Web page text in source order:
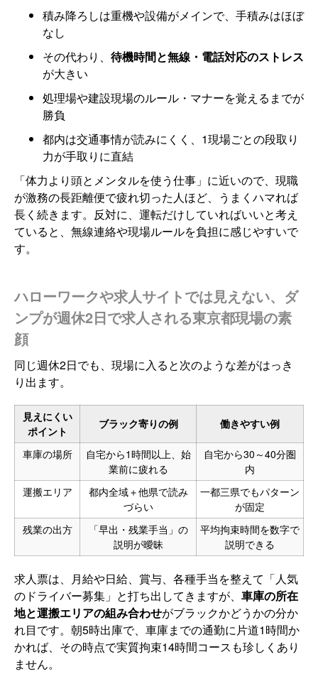
積み降ろしは重機や設備がメインで、手積みはほぼ
なし
その代わり、 待機時間と無線・電話対応のストレス
が大きい
処理場や建設現場のルール・マナーを覚えるまでが
勝負
都内は交通事情が読みにくく、1現場ごとの段取り
力が手取りに直結
「体力より頭とメンタルを使う仕事」に近いので、現職
が激務の長距離便で疲れ切った人ほど、うまくハマれば
長く続きます。反対に、運転だけしていればいいと考え
ていると、無線連絡や現場ルールを負担に感じやすいで
す。
ハローワークや求人サイトでは見えない、ダ
ンプが週休2日で求人される東京都現場の素
顔
同じ週休2日でも、現場に入ると次のような差がはっき
り出ます。
見えにくい
ポイント
ブラック寄りの例 働きやすい例
車庫の場所
自宅から1時間以上、始
業前に疲れる
自宅から30～40分圏
内
運搬エリア
都内全域＋他県で読み
づらい
一都三県でもパターン
が固定
残業の出方
「早出・残業手当」の
説明が曖昧
平均拘束時間を数字で
説明できる
求人票は、月給や日給、賞与、各種手当を整えて「人気
のドライバー募集」と打ち出してきますが、 車庫の所在
地と運搬エリアの組み合わせがブラックかどうかの分か
れ目です。朝5時出庫で、車庫までの通勤に片道1時間か
かれば、その時点で実質拘束14時間コースも珍しくあり
ません。